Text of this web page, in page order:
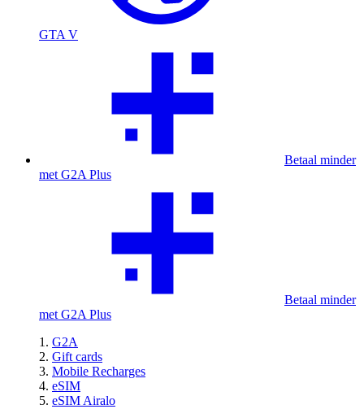
GTA V
Betaal minder
met G2A Plus
Betaal minder
met G2A Plus
G2A
Gift cards
Mobile Recharges
eSIM
eSIM Airalo